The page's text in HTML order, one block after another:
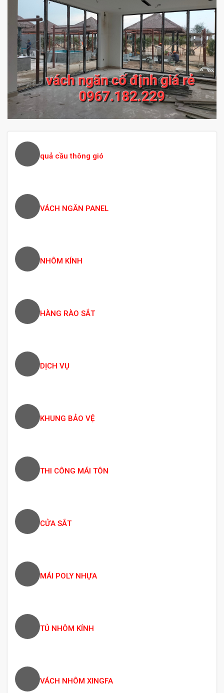
quả cầu thông gió
VÁCH NGĂN PANEL
NHÔM KÍNH
HÀNG RÀO SẮT
DỊCH VỤ
KHUNG BẢO VỆ
THI CÔNG MÁI TÔN
CỬA SẮT
MÁI POLY NHỰA
TỦ NHÔM KÍNH
VÁCH NHÔM XINGFA